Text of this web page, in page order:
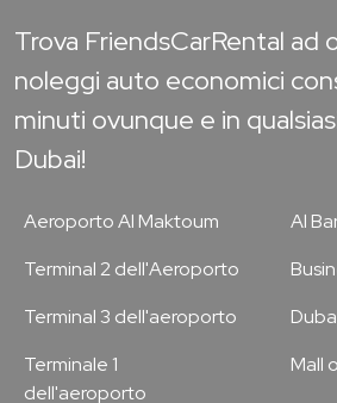
Trova FriendsCarRental ad
noleggi auto economici
minuti ovunque e in
Dubai!
Aeroporto Al Maktoum
Terminal 2 dell'Aeroporto
Terminal 3 dell'aeroporto
Terminale 1
dell'aeroporto
Al
Mall